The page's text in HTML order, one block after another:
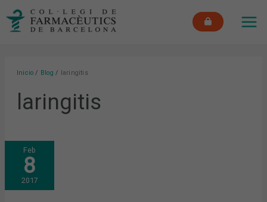
Inicio Blog laringitis
laringitis
Feb
8
2017
TRATAMIENTO
DE
LAS
ALTERACIONES
OTORRINOLARINGOLÓGICAS
DE
MAYOR